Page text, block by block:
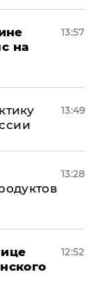
на
13:57
13:49
13:28
12:52